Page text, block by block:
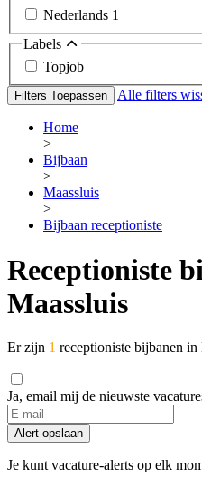
Nederlands 1
Labels
Topjob
Filters Toepassen Alle filters
Home
>
Bijbaan
>
Maassluis
>
Bijbaan receptioniste
Receptioniste
Maassluis
Er zijn 1 receptioniste bijbanen in
Ja, email mij de nieuwste
Alert opslaan
Je kunt vacature-alerts op elk